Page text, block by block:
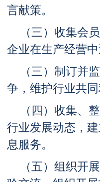
言献策。
（三）收集会
企业在生产经营
（三）制订并
争，维护行业共
（四）收集、
行业发展动态，
息服务。
（五）组织开